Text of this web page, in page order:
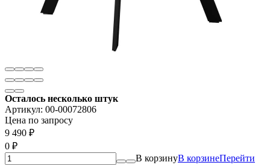
Осталось несколько штук
Артикул: 00-00072806
Цена по запросу
9 490 ₽
0 ₽
В корзинуВ корзинеПерейти